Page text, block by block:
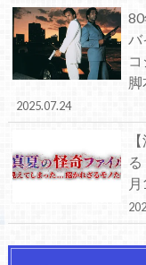
バ
2025.07.24